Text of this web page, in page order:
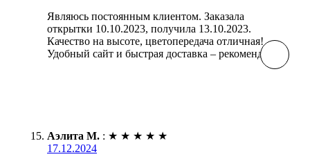
Являюсь постоянным клиентом. Заказала
открытки 10.10.2023, получила 13.10.2023.
Качество на высоте, цветопередача отличная!
Удобный сайт и быстрая доставка – рекомендую!
Аэлита М. : ★ ★ ★ ★ ★
17.12.2024